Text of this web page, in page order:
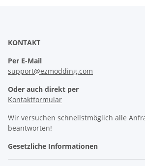
KONTAKT
Per E-Mail
support@ezmodding.com
Oder auch direkt per
Kontaktformular
Wir versuchen schnellstmöglich alle
beantworten!
Gesetzliche Informationen